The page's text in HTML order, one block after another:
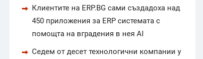
Клиентите на ERP.BG сами създадоха над
450 приложения за ERP системата с
помощта на вградения в нея AI
Седем от десет технологични компании у